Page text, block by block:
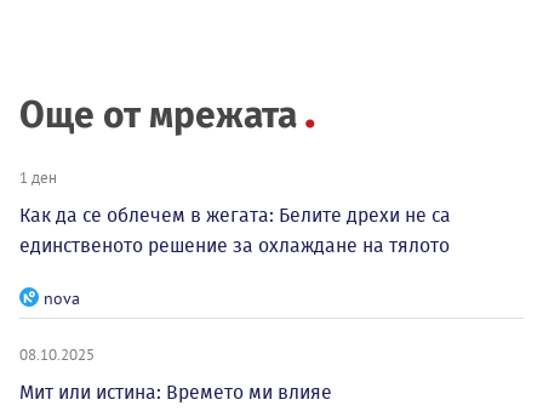
Още от мрежата
1 ден
Как да се облечем в жегата: Белите дрехи не са
единственото решение за охлаждане на тялото
nova
08.10.2025
Мит или истина: Времето ми влияе